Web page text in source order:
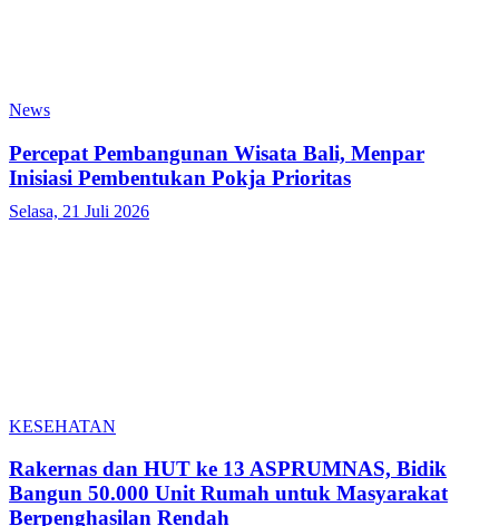
News
Percepat Pembangunan Wisata Bali, Menpar
Inisiasi Pembentukan Pokja Prioritas
Selasa, 21 Juli 2026
KESEHATAN
Rakernas dan HUT ke 13 ASPRUMNAS, Bidik
Bangun 50.000 Unit Rumah untuk Masyarakat
Berpenghasilan Rendah